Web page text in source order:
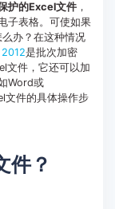
护的Excel文件，
子表格。可使如果
办？在这种情况
是批次加密
文件，它还可以加
Word或
文件的具体操作步
件？